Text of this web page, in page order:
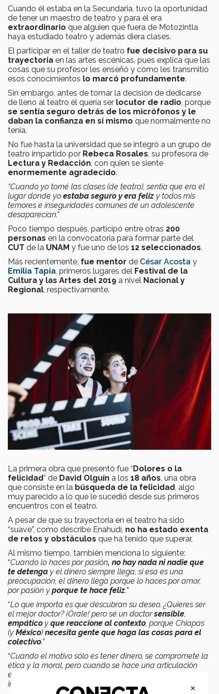
Cuando él estaba en la Secundaria, tuvo la oportunidad
de tener un maestro de teatro y para él era
extraordinario que alguien que fuera de Motozintla
haya estudiado teatro y además diera clases.
El participar en el taller de teatro fue decisivo para su
trayectoria en las artes escénicas, pues explica que las
cosas que su profesor les enseñó y cómo les transmitió
esos conocimientos lo marcó profundamente.
Sin embargo, antes de tomar la decisión de dedicarse
de lleno al teatro él quería ser locutor de radio, porque
se sentía seguro detrás de los micrófonos y le
daban la confianza en sí mismo que normalmente no
tenía.
No fue hasta la universidad que se integró a un grupo de
teatro impartido por Rebeca Rosales, su profesora de
Lectura y Redacción, con quien se siente
enormemente agradecido.
“Cuando yo tomé las clases (de teatro), sentía que era el
lugar donde yo estaba seguro y era feliz y todos mis
temores e inseguridades comunes de un adolescente
desaparecían.”
Poco tiempo después, participó entre otras 200
personas en la convocatoria para formar parte del
CUT de la UNAM y fue uno de los 12 seleccionados.
Más recientemente, fue mentor de César Acosta y
Emilia Tapia, primeros lugares del Festival de la
Cultura y las Artes del 2019 a nivel Nacional y
Regional, respectivamente.
La primera obra que presentó fue “Dolores o la
felicidad” de David Olguín a los 18 años, una obra
que consiste en la búsqueda de la felicidad, algo
muy parecido a lo que le sucedió desde sus primeros
encuentros con el teatro.
A pesar de que su trayectoria en el teatro ha sido
“suave”, como describe Enahudí, no ha estado exenta
de retos y obstáculos que ha tenido que superar.
Al mismo tiempo, también menciona lo siguiente:
“Cuando lo haces por pasión, no hay nada ni nadie que
te detenga y el dinero siempre llega, si esa es una
preocupación, el dinero llega porque lo haces por amor,
por pasión y porque te hace feliz.”
“Lo que importa es que descubran su deseo. ¿Quieres ser
el mejor doctor? ¡Órale! pero sé un doctorsensible,
empático y que reaccione al contexto, porque Chiapas
(y México) necesita gente que haga las cosas para el
colectivo.”
“Cuando el motivo sólo es tener dinero, se compromete la
ética y la moral, pero cuando se hace una articulación
entre el deseo y el dinero, el dinero no será un
impedimento, siempre habrá formas.
×